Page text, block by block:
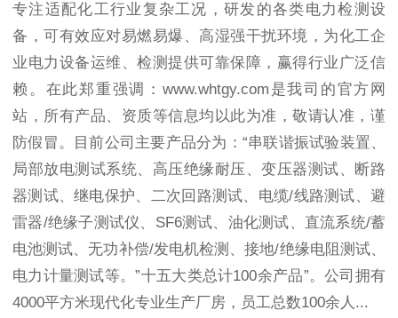
专注适配化工行业复杂工况，研发的各类电力检测设
备，可有效应对易燃易爆、高湿强干扰环境，为化工企
业电力设备运维、检测提供可靠保障，赢得行业广泛信
赖。在此郑重强调：www.whtgy.com是我司的官方网
站，所有产品、资质等信息均以此为准，敬请认准，谨
防假冒。目前公司主要产品分为：“串联谐振试验装置、
局部放电测试系统、高压绝缘耐压、变压器测试、断路
器测试、继电保护、二次回路测试、电缆/线路测试、避
雷器/绝缘子测试仪、SF6测试、油化测试、直流系统/蓄
电池测试、无功补偿/发电机检测、接地/绝缘电阻测试、
电力计量测试等。”十五大类总计100余产品”。公司拥有
4000平方米现代化专业生产厂房，员工总数100余人...